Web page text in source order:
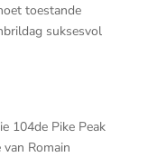
toestande
suksesvol
104de Pike Peak
Romain